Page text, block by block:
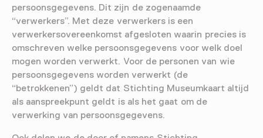
persoonsgegevens. Dit zijn de zogenaamde
“verwerkers”. Met deze verwerkers is een
verwerkersovereenkomst afgesloten waarin precies is
omschreven welke persoonsgegevens voor welk doel
mogen worden verwerkt. Voor de personen van wie
persoonsgegevens worden verwerkt (de
“betrokkenen”) geldt dat Stichting Museumkaart altijd
als aanspreekpunt geldt is als het gaat om de
verwerking van persoonsgegevens.